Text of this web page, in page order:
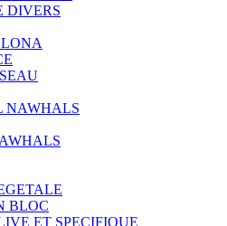
DIVERS
NAWHALS
BLOC
ET SPECIFIQUE